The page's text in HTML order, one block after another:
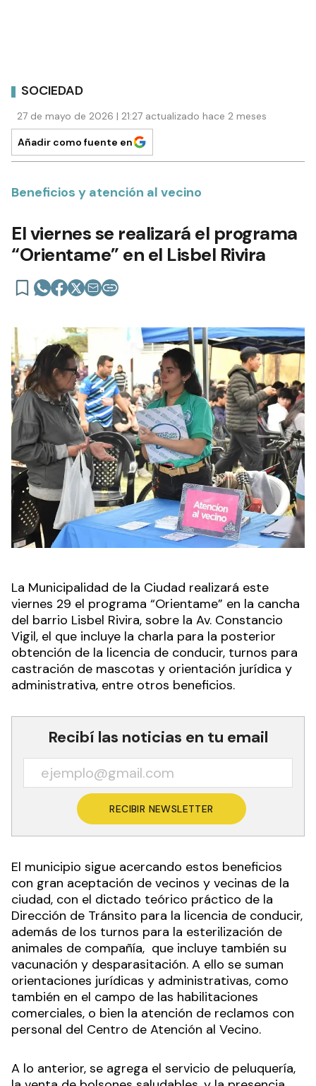
SOCIEDAD
27 de mayo de 2026 | 21:27 actualizado hace 2 meses
Añadir como fuente en
Beneficios y atención al vecino
El viernes se realizará el programa
“Orientame” en el Lisbel Rivira
La Municipalidad de la Ciudad realizará este
viernes 29 el programa “Orientame” en la cancha
del barrio Lisbel Rivira, sobre la Av. Constancio
Vigil, el que incluye la charla para la posterior
obtención de la licencia de conducir, turnos para
castración de mascotas y orientación jurídica y
administrativa, entre otros beneficios.
Recibí las noticias en tu email
RECIBIR NEWSLETTER
El municipio sigue acercando estos beneficios
con gran aceptación de vecinos y vecinas de la
ciudad, con el dictado teórico práctico de la
Dirección de Tránsito para la licencia de conducir,
además de los turnos para la esterilización de
animales de compañía, que incluye también su
vacunación y desparasitación. A ello se suman
orientaciones jurídicas y administrativas, como
también en el campo de las habilitaciones
comerciales, o bien la atención de reclamos con
personal del Centro de Atención al Vecino.
A lo anterior, se agrega el servicio de peluquería,